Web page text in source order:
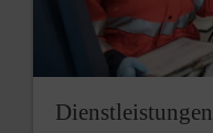
Dienstleistungen